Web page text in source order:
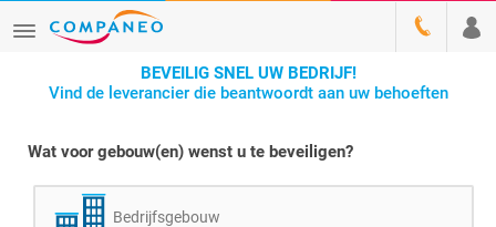
BEVEILIG SNEL UW BEDRIJF!
Vind de leverancier die beantwoordt aan uw behoeften
Wat voor gebouw(en) wenst u te beveiligen?
Bedrijfsgebouw